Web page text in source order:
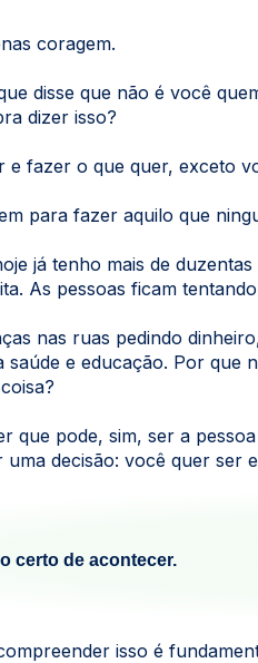
coragem.
disse que não é você
dizer isso?
e fazer o que quer, exceto
para fazer aquilo que
já tenho mais de
As pessoas ficam
nas ruas pedindo
e educação. Por que
que pode, sim, ser a
decisão: você quer ser
certo de acontecer.
isso é